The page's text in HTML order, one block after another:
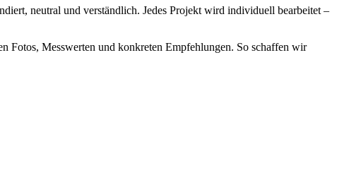
neutral und verständlich. Jedes Projekt wird individuell bearbeitet –
Fotos, Messwerten und konkreten Empfehlungen. So schaffen wir